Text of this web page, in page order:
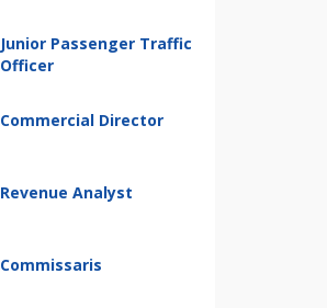
Junior Passenger Traffic
Officer
Commercial Director
Revenue Analyst
Commissaris